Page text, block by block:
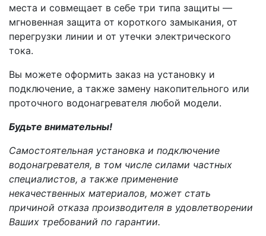
места и совмещает в себе три типа защиты —
мгновенная защита от короткого замыкания, от
перегрузки линии и от утечки электрического
тока.
Вы можете оформить заказ на установку и
подключение, а также замену накопительного или
проточного водонагревателя любой модели.
Будьте внимательны!
Самостоятельная установка и подключение
водонагревателя, в том числе силами частных
специалистов, а также применение
некачественных материалов, может стать
причиной отказа производителя в удовлетворении
Ваших требований по гарантии.